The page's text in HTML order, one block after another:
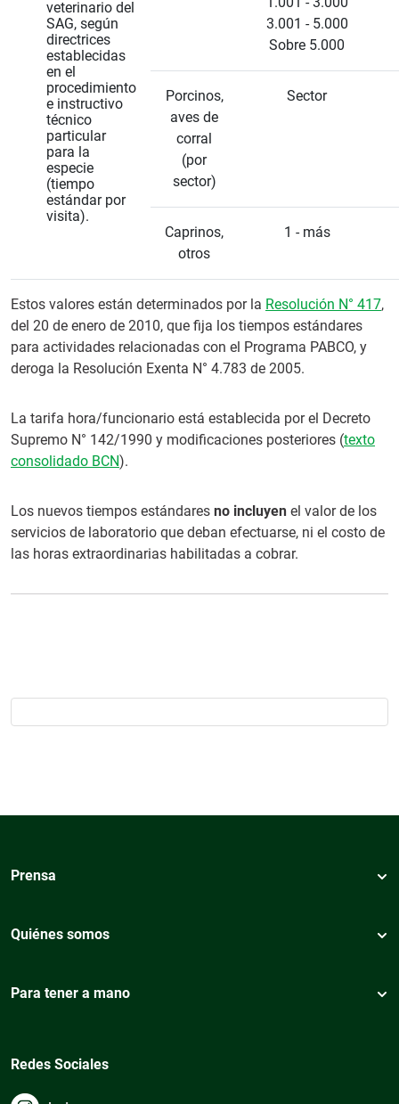
veterinario del
SAG, según
directrices
establecidas
en el
procedimiento
e instructivo
técnico
particular
para la
especie
(tiempo
estándar por
visita).
3.001 - 5.000
Sobre 5.000
Porcinos,
aves de
corral
(por
sector)
Sector
Caprinos,
otros
1 - más
Estos valores están determinados por la Resolución N° 417,
del 20 de enero de 2010, que fija los tiempos estándares
para actividades relacionadas con el Programa PABCO, y
deroga la Resolución Exenta N° 4.783 de 2005.
La tarifa hora/funcionario está establecida por el Decreto
Supremo N° 142/1990 y modificaciones posteriores (texto
consolidado BCN).
Los nuevos tiempos estándares no incluyen el valor de los
servicios de laboratorio que deban efectuarse, ni el costo de
las horas extraordinarias habilitadas a cobrar.
Prensa
Quiénes somos
Para tener a mano
Redes Sociales